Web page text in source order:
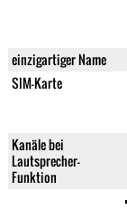
einzigartiger Name
SIM-Karte
Kanäle bei
Lautsprecher-
Funktion